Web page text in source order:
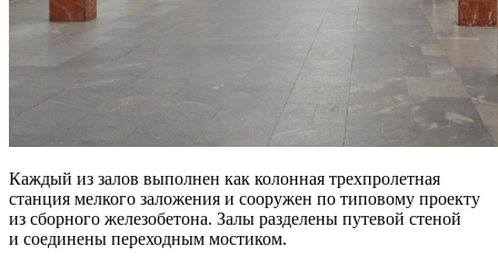
Каждый из залов выполнен как колонная трехпролетная
станция мелкого заложения и сооружен по типовому проекту
из сборного железобетона. Залы разделены путевой стеной
и соединены переходным мостиком.